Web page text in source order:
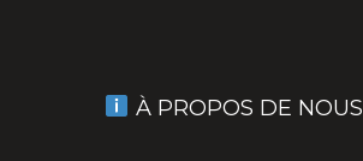
À PROPOS DE NOUS